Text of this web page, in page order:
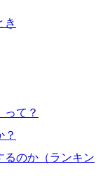
き
って？
？
るのか（ランキン